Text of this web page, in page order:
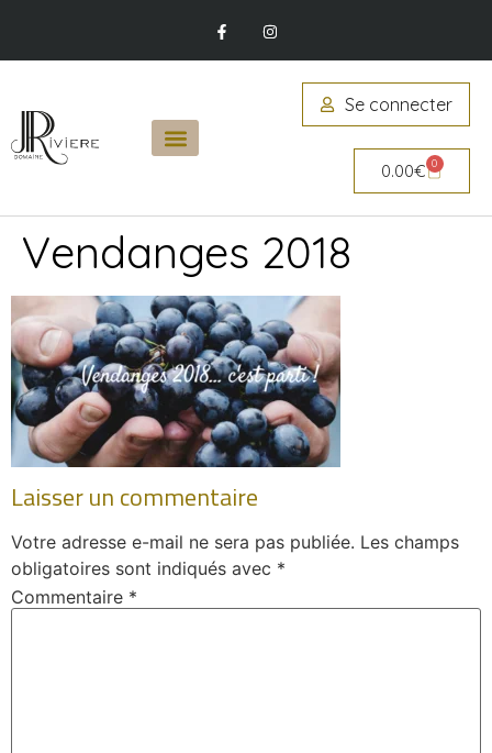
Se connecter
0.00€ 0
Vendanges 2018
Laisser un commentaire
Votre adresse e-mail ne sera pas publiée. Les champs
obligatoires sont indiqués avec *
Commentaire *